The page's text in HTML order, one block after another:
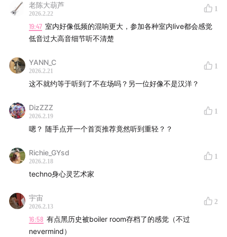
EDM 那样起伏
00:41:50做播客养成的“过度关注受众”习惯，反而成为了
老陈大葫芦
2026.2.22
1
19:47 室内好像低频的混响更大，参加各种室内live都会感觉
低音过大高音细节听不清楚
YANN_C
2026.2.21
1
这不就约等于听到了不在场吗？另一位好像不是汉洋？
DizZZZ
2026.2.19
1
嗯？ 随手点开一个首页推荐竟然听到重轻？？
Richie_GYsd
2026.2.18
1
techno身心灵艺术家
宇宙
2026.2.13
2
16:58 有点黑历史被boiler room存档了的感觉（不过
nevermind）